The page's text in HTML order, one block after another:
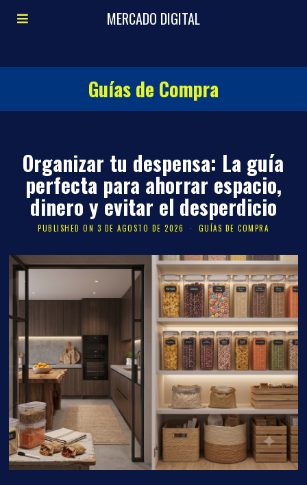
MERCADO DIGITAL
Guías de Compra
Organizar tu despensa: La guía
perfecta para ahorrar espacio,
dinero y evitar el desperdicio
PUBLISHED ON 3 DE AGOSTO DE 2026 GUÍAS DE COMPRA